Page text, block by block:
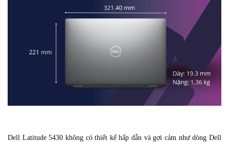
Dell Latitude 5430 không có thiết kế hấp dẫn và gợi cảm như dòng Dell